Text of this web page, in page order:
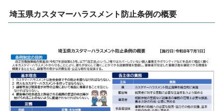
埼玉県カスタマーハラスメント防止条例の概要